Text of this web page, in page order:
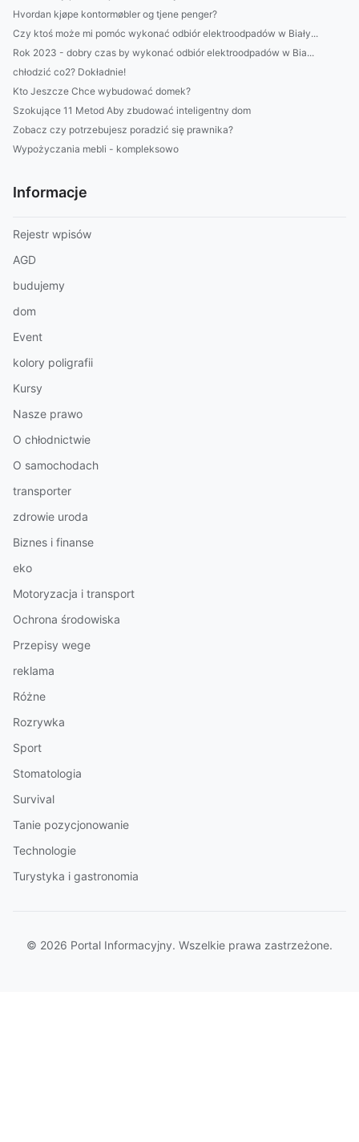
Hvordan kjøpe kontormøbler og tjene penger?
Czy ktoś może mi pomóc wykonać odbiór elektroodpadów w Biały...
Rok 2023 - dobry czas by wykonać odbiór elektroodpadów w Bia...
chłodzić co2? Dokładnie!
Kto Jeszcze Chce wybudować domek?
Szokujące 11 Metod Aby zbudować inteligentny dom
Zobacz czy potrzebujesz poradzić się prawnika?
Wypożyczania mebli - kompleksowo
Informacje
Rejestr wpisów
AGD
budujemy
dom
Event
kolory poligrafii
Kursy
Nasze prawo
O chłodnictwie
O samochodach
transporter
zdrowie uroda
Biznes i finanse
eko
Motoryzacja i transport
Ochrona środowiska
Przepisy wege
reklama
Różne
Rozrywka
Sport
Stomatologia
Survival
Tanie pozycjonowanie
Technologie
Turystyka i gastronomia
© 2026 Portal Informacyjny. Wszelkie prawa zastrzeżone.